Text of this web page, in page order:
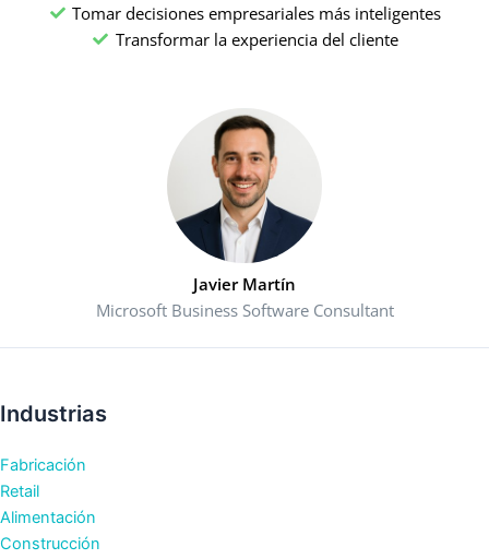
Tomar decisiones empresariales más inteligentes
Transformar la experiencia del cliente
Javier Martín
Microsoft Business Software Consultant
Industrias
Fabricación
Retail
Alimentación
Construcción